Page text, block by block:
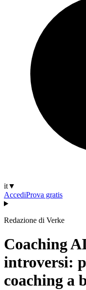
it▼
AccediProva gratis
Redazione di Verke
Coaching
introversi:
coaching a